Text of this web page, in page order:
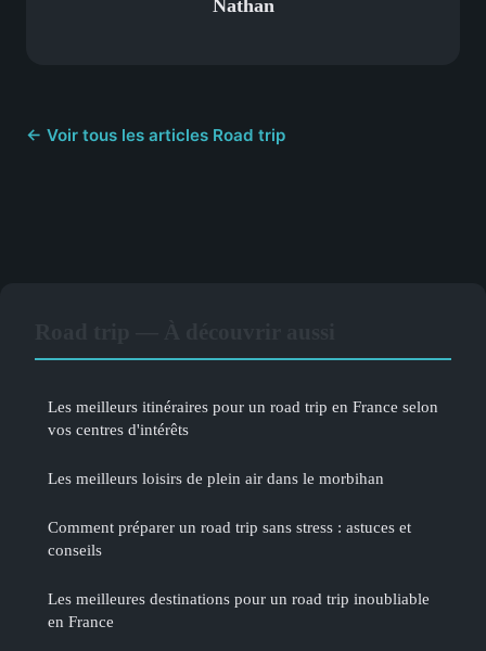
Nathan
← Voir tous les articles Road trip
Les meilleurs itinéraires pour un road trip en France selon
vos centres d'intérêts
Les meilleurs loisirs de plein air dans le morbihan
Comment préparer un road trip sans stress : astuces et
conseils
Les meilleures destinations pour un road trip inoubliable
en France